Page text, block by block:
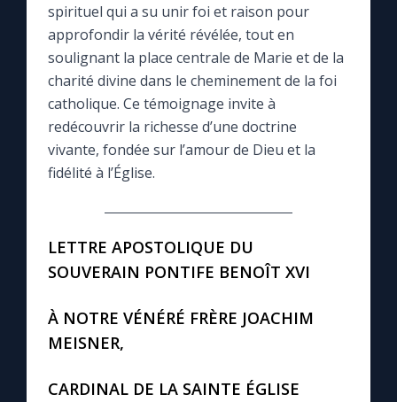
La vidéo de la semaine
Le compte Tiktok
Le magazine
Le site internet
Avec Thérèse de Lisieux
L'Évangile chaque jour
spirituel qui a su unir foi et raison pour
approfondir la vérité révélée, tout en
soulignant la place centrale de Marie et de la
charité divine dans le cheminement de la foi
catholique. Ce témoignage invite à
redécouvrir la richesse d’une doctrine
vivante, fondée sur l’amour de Dieu et la
fidélité à l’Église.
LETTRE APOSTOLIQUE DU
SOUVERAIN PONTIFE BENOÎT XVI
À NOTRE VÉNÉRÉ FRÈRE JOACHIM
MEISNER,
CARDINAL DE LA SAINTE ÉGLISE